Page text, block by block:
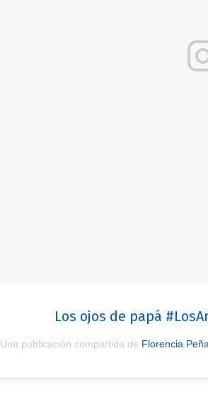
Los ojos de papá
Una publicación compartida de Florencia